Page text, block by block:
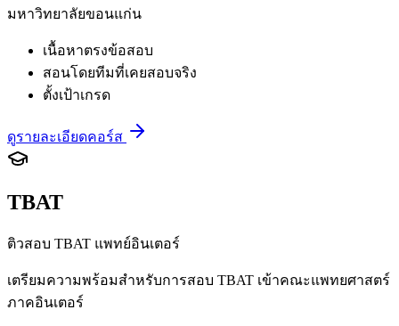
มหาวิทยาลัยขอนแก่น
เนื้อหาตรงข้อสอบ
สอนโดยทีมที่เคยสอบจริง
ตั้งเป้าเกรด
ดูรายละเอียดคอร์ส
TBAT
ติวสอบ TBAT แพทย์อินเตอร์
เตรียมความพร้อมสำหรับการสอบ TBAT เข้าคณะแพทยศาสตร์
ภาคอินเตอร์